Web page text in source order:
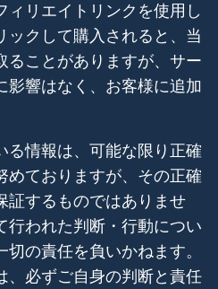
ィリエイトリンクを使用し
ックして購入されると、当
ることがありますが、サー
影響はなく、お客様に追加
る情報は、可能な限り正確
めておりますが、その正確
証するものではありませ
行われた判断・行動につい
の責任を負いかねます。
、必ずご自身の判断と責任